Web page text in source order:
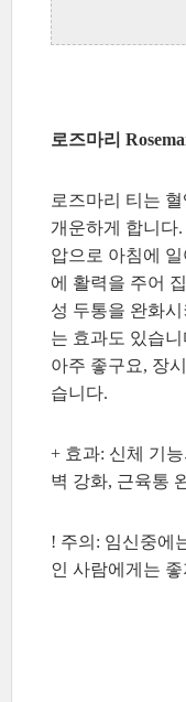
로즈마리
로즈마리 티는
개운하게 합니다
압으로 아침에
에 활력을 주어
성 두통을 완화
는 효과도 있습
아주 좋구요, 장
습니다.
+ 효과: 신체 기
벽 강화, 근육통
! 주의: 임신중에
인 사람에게는